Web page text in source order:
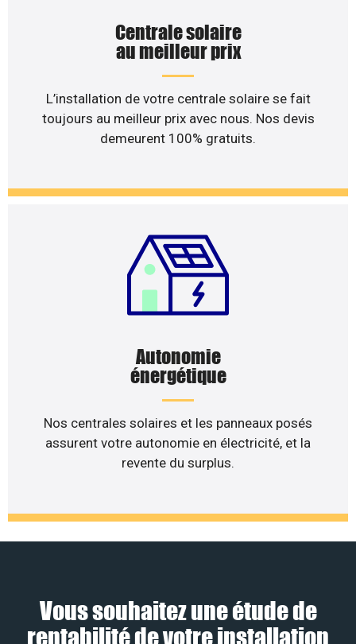
Centrale solaire
au meilleur prix
L’installation de votre centrale solaire se fait
toujours au meilleur prix avec nous. Nos devis
demeurent 100% gratuits.
Autonomie
énergétique
Nos centrales solaires et les panneaux posés
assurent votre autonomie en électricité, et la
revente du surplus.
Vous souhaitez une étude de
rentabilité de votre installation